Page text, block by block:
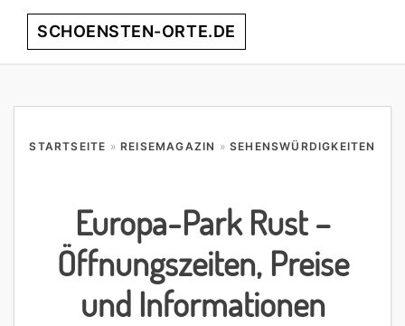
Skip
Skip
Skip
Skip
SCHOENSTEN-ORTE.DE
Orte
STARTSEITE » REISEMAGAZIN » SEHENSWÜRDIGKEITEN
Europa-Park Rust –
Öffnungszeiten, Preise
und Informationen